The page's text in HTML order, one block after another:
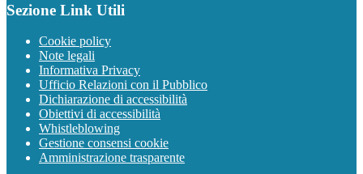
Sezione Link Utili
Cookie policy
Note legali
Informativa Privacy
Ufficio Relazioni con il Pubblico
Dichiarazione di accessibilità
Obiettivi di accessibilità
Whistleblowing
Gestione consensi cookie
Amministrazione trasparente